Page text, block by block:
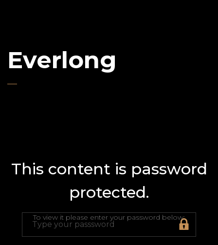
Everlong
This content is password
protected.
To view it please enter your password below: